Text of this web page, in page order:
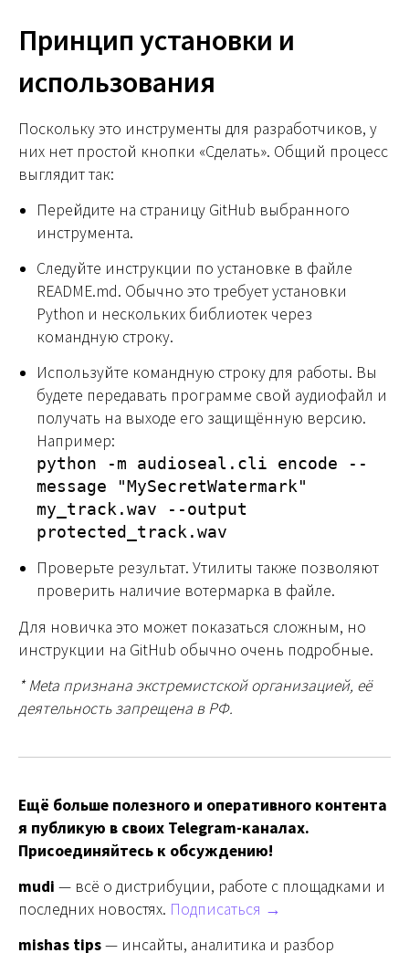
Принцип установки и
использования
Поскольку это инструменты для разработчиков, у
них нет простой кнопки «Сделать». Общий процесс
выглядит так:
Перейдите на страницу GitHub выбранного
инструмента.
Следуйте инструкции по установке в файле
README.md. Обычно это требует установки
Python и нескольких библиотек через
командную строку.
Используйте командную строку для работы. Вы
будете передавать программе свой аудиофайл и
получать на выходе его защищённую версию.
Например:
python -m audioseal.cli encode --
message "MySecretWatermark"
my_track.wav --output
protected_track.wav
Проверьте результат. Утилиты также позволяют
проверить наличие вотермарка в файле.
Для новичка это может показаться сложным, но
инструкции на GitHub обычно очень подробные.
* Meta признана экстремистской организацией, её
деятельность запрещена в РФ.
Ещё больше полезного и оперативного контента
я публикую в своих Telegram-каналах.
Присоединяйтесь к обсуждению!
mudi — всё о дистрибуции, работе с площадками и
последних новостях. Подписаться →
mishas tips— инсайты, аналитика и разбор